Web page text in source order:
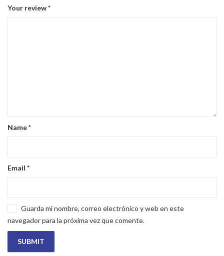
Your review*
Name*
Email *
Guarda mi nombre, correo electrónico y web en este
navegador para la próxima vez que comente.